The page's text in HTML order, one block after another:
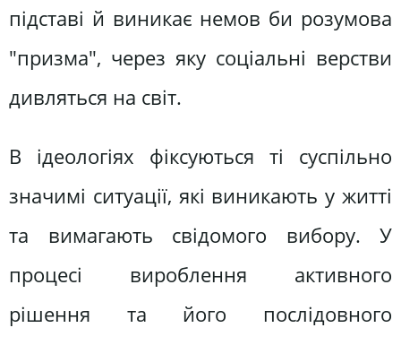
підставі й виникає немов би розумова
"призма", через яку соціальні верстви
дивляться на світ.
В ідеологіях фіксуються ті суспільно
значимі ситуації, які виникають у житті
та вимагають свідомого вибору. У
процесі вироблення активного
рішення та його послідовного